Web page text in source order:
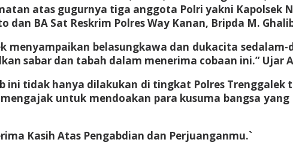
atas gugurnya tiga anggota Polri yakni Kapolsek
BA Sat Reskrim Polres Way Kanan, Bripda M.
menyampaikan belasungkawa dan dukacita
sabar dan tabah dalam menerima cobaan ini.” Ujar
ini tidak hanya dilakukan di tingkat Polres
untuk mendoakan para kusuma bangsa
Kasih Atas Pengabdian dan Perjuanganmu.`